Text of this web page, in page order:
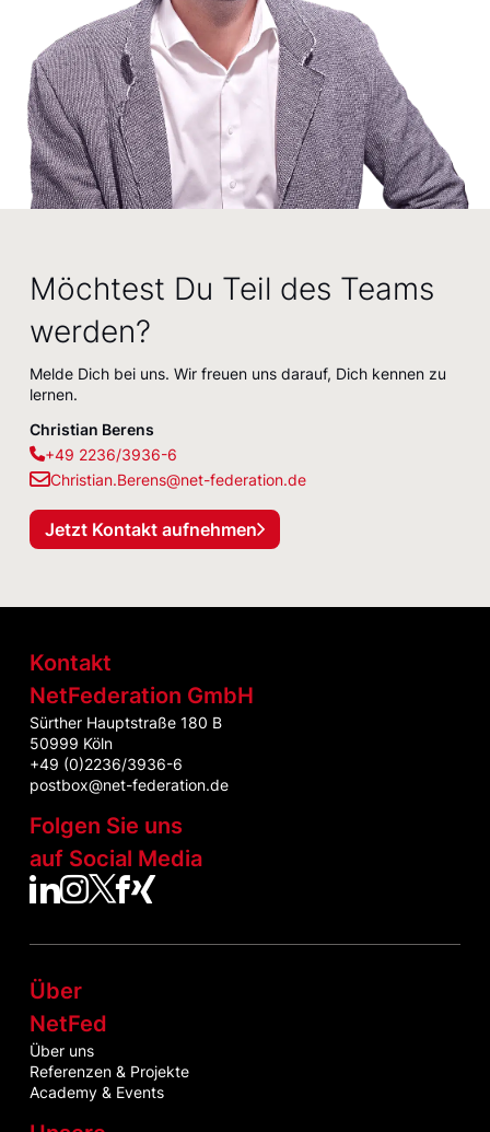
Möchtest Du Teil des Teams
werden?
Melde Dich bei uns. Wir freuen uns darauf, Dich kennen zu
lernen.
Christian Berens
+49 2236/3936-6
Christian.Berens@net-federation.de
Jetzt Kontakt aufnehmen
Kontakt
NetFederation GmbH
Sürther Hauptstraße 180 B
50999 Köln
+49 (0)2236/3936-6
postbox@net-federation.de
Folgen Sie uns
auf Social Media
NetFed auf LinkedIn
NetFed auf Instagram
NetFed auf Twitter
NetFed auf Facebook
NetFed auf Xing
Über
NetFed
Über uns
Referenzen & Projekte
Academy & Events